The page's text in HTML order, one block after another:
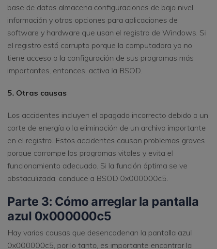
base de datos almacena configuraciones de bajo nivel,
información y otras opciones para aplicaciones de
software y hardware que usan el registro de Windows. Si
el registro está corrupto porque la computadora ya no
tiene acceso a la configuración de sus programas más
importantes, entonces, activa la BSOD.
5. Otras causas
Los accidentes incluyen el apagado incorrecto debido a un
corte de energía o la eliminación de un archivo importante
en el registro. Estos accidentes causan problemas graves
porque corrompe los programas vitales y evita el
funcionamiento adecuado. Si la función óptima se ve
obstaculizada, conduce a BSOD 0x000000c5.
Parte 3: Cómo arreglar la pantalla
azul 0x000000c5
Hay varias causas que desencadenan la pantalla azul
0x000000c5, por lo tanto, es importante encontrar la